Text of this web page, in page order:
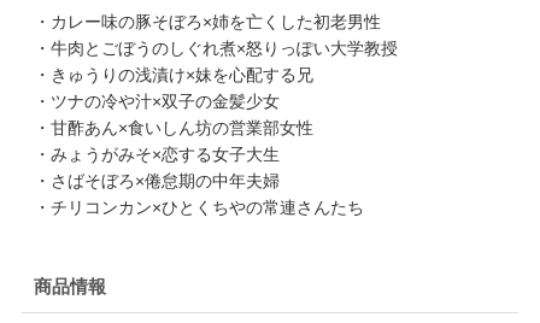
・カレー味の豚そぼろ×姉を亡くした初老男性
・牛肉とごぼうのしぐれ煮×怒りっぽい大学教授
・きゅうりの浅漬け×妹を心配する兄
・ツナの冷や汁×双子の金髪少女
・甘酢あん×食いしん坊の営業部女性
・みょうがみそ×恋する女子大生
・さばそぼろ×倦怠期の中年夫婦
・チリコンカン×ひとくちやの常連さんたち
商品情報